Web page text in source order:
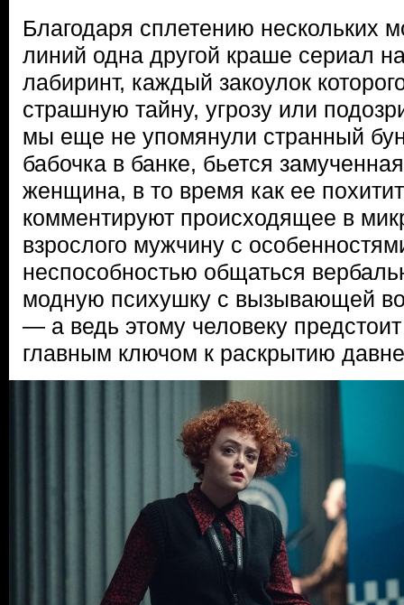
Благодаря сплетению нескольких
линий одна другой краше сериал
лабиринт, каждый закоулок
страшную тайну, угрозу или
мы еще не упомянули странный
бабочка в банке, бьется
женщина, в то время как ее
комментируют происходящее в
взрослого мужчину с
неспособностью общаться
модную психушку с вызывающей
— а ведь этому человеку
главным ключом к раскрытию